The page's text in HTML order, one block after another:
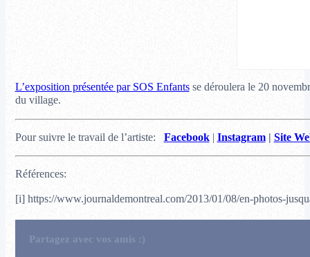
L’exposition présentée par SOS Enfantsse déroulera le 20
du village.
Pour suivre le travail de l’artiste: Facebook| Instagram| Site
Références:
[i] https://www.journaldemontreal.com/2013/01/08/en-photos-
Partagez avec vos amis :)